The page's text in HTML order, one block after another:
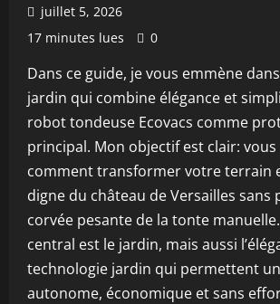
juillet 5, 2026
17 minutes lues
0
Dans ce guide, je vous emmène dans
jardin qui combine élégance et
robot tondeuse Ecovacs comme
principal. Mon objectif est clair:
comment transformer votre terrain
digne du château de Versailles sans
corvée pesante de la tonte
central est le jardin, mais aussi
technologie jardin qui permettent
autonome, économique et sans